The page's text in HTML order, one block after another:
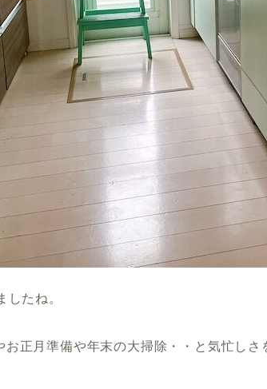
したね。
お正月準備や年末の大掃除・・と気忙しさ